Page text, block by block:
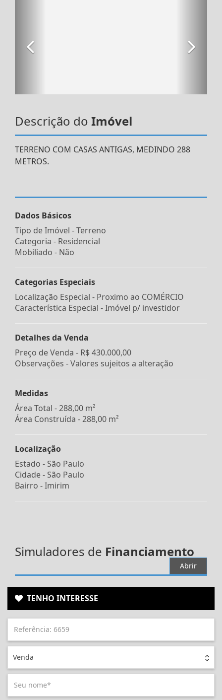
Descrição do Imóvel
TERRENO COM CASAS ANTIGAS, MEDINDO 288
METROS.
Dados Básicos
Tipo de Imóvel - Terreno
Categoria - Residencial
Mobiliado - Não
Categorias Especiais
Localização Especial - Proximo ao COMÉRCIO
Característica Especial - Imóvel p/ investidor
Detalhes da Venda
Preço de Venda - R$ 430.000,00
Observações - Valores sujeitos a alteração
Medidas
Área Total - 288,00 m²
Área Construída - 288,00 m²
Localização
Estado - São Paulo
Cidade - São Paulo
Bairro -Imirim
Simuladores de Financiamento
Abrir
TENHO INTERESSE
Venda